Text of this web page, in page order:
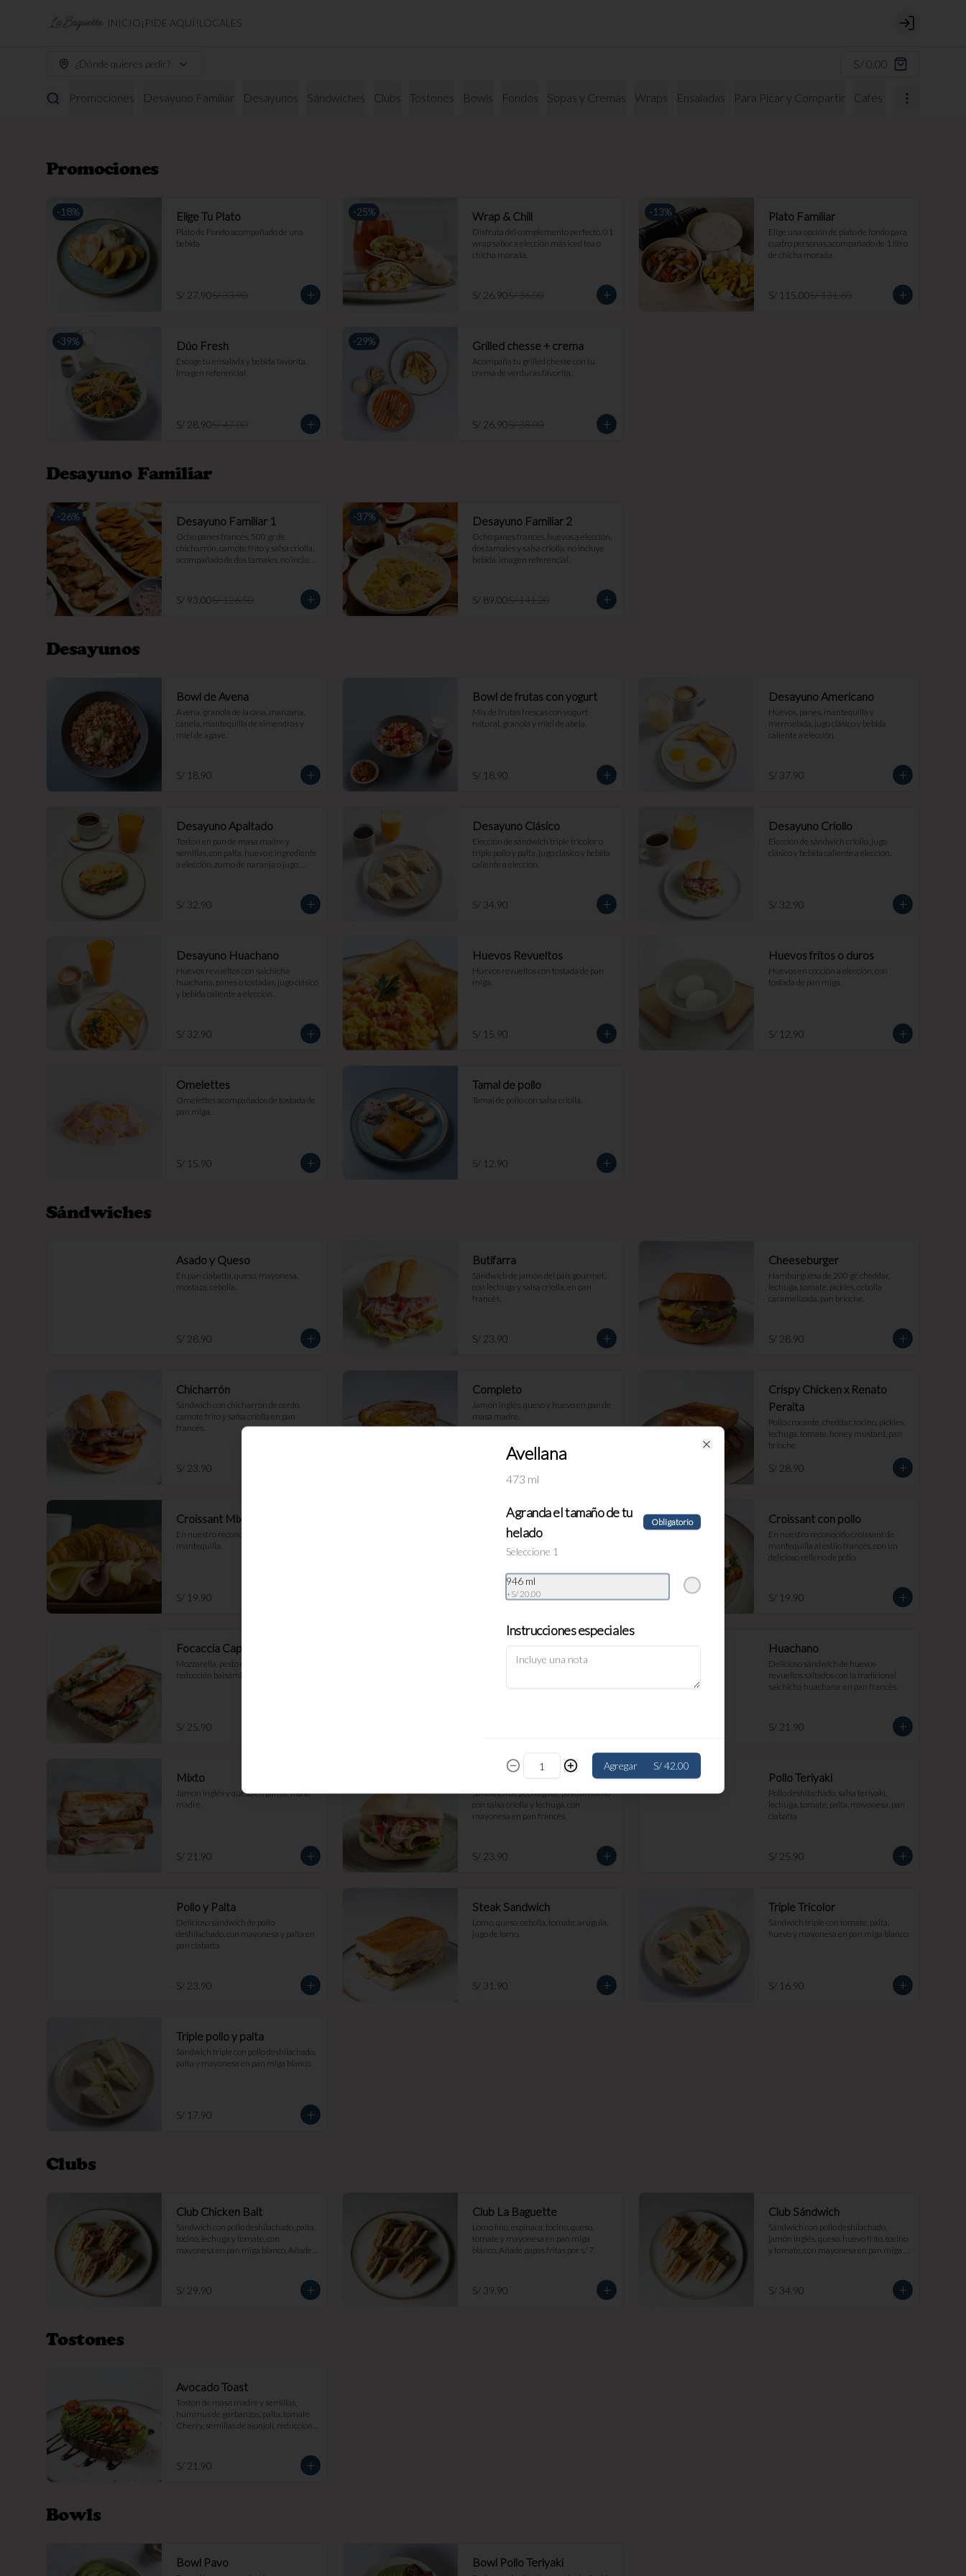
INICIO¡PIDE AQUÍ!LOCALES Login
¿Dónde quieres pedir? S/ 0.00
Promociones Desayuno Familiar Desayunos Sándwiches Clubs Tostones Bowls Fondos Sopas y Cremas Wraps Ensaladas Para Picar y Compartir Cafés y Bebidas
Promociones
-18% Elige Tu Plato
Plato de Fondo acompañado de una
bebida
S/ 27.90S/ 33.90
-25% Wrap & Chill
Disfruta del complemento perfecto, 01
wrap sabor a elección más iced tea o
chicha morada.
S/ 26.90S/ 36.00
-13% Plato Familiar
Elige una opción de plato de fondo para
cuatro personas acompañado de 1 litro
de chicha morada.
S/ 115.00S/ 131.60
-39% Dúo Fresh
Escoge tu ensalada y bebida favorita.
Imagen referencial.
S/ 28.90S/ 47.00
-29% Grilled chesse + crema
Acompaña tu grilled chesse con tu
crema de verduras favorita.
S/ 26.90S/ 38.00
Desayuno Familiar
-26% Desayuno Familiar 1
Ocho panes francés, 500 gr de
chicharrón, camote frito y salsa criolla,
acompañado de dos tamales. no incluye
S/ 93.00S/ 126.50
-37% Desayuno Familiar 2
Ocho panes francés, huevos a elección,
dos tamales y salsa criolla. no incluye
bebida. imagen referencial.
S/ 89.00S/ 141.20
Desayunos
Bowl de Avena
Avena, granola de la casa, manzana,
canela, mantequilla de almendras y
miel de agave.
S/ 18.90
Bowl de frutas con yogurt
Mix de frutas frescas con yogurt
natural, granola y miel de abeja.
S/ 18.90
Desayuno Americano
Huevos, panes, mantequilla y
mermelada, jugo clásico y bebida
caliente a elección.
S/ 37.90
Desayuno Apaltado
Tostón en pan de masa madre y
semillas, con palta, huevo e ingrediente
a elección, zumo de naranja o jugo
S/ 32.90
Desayuno Clásico
Elección de sándwich triple tricolor o
triple pollo y palta, jugo clásico y bebida
caliente a elección.
S/ 34.90
Desayuno Criollo
Elección de sándwich criollo, jugo
clásico y bebida caliente a elección.
S/ 32.90
Desayuno Huachano
Huevos revueltos con salchicha
huachana, panes o tostadas, jugo clásico
y bebida caliente a elección.
S/ 32.90
Huevos Revueltos
Huevos revueltos con tostada de pan
miga.
S/ 15.90
Huevos fritos o duros
Huevos en cocción a elección, con
tostada de pan miga.
S/ 12.90
Omelettes
Omelettes acompañados de tostada de
pan miga.
S/ 15.90
Tamal de pollo
Tamal de pollo con salsa criolla.
S/ 12.90
Sándwiches
Asado y Queso
En pan ciabatta, queso, mayonesa,
mostaza, cebolla.
S/ 28.90
Butifarra
Sándwich de jamón del país gourmet,
con lechuga y salsa criolla, en pan
francés.
S/ 23.90
Cheeseburger
Hamburguesa de 200 gr, cheddar,
lechuga, tomate, pickles, cebolla
caramelizada, pan brioche.
S/ 28.90
Chicharrón
Sándwich con chicharrón de cerdo,
camote frito y salsa criolla en pan
francés.
S/ 23.90
Completo
Jamón inglés, queso y huevo en pan de
masa madre.
Crispy Chicken x Renato
Peralta
Pollo crocante, cheddar, tocino, pickles,
lechuga, tomate, honey mustard, pan
brioche.
S/ 28.90
Croissant Mixto
En nuestro reconocido croissant de
mantequilla.
S/ 19.90
Croissant con Huevos
revueltos
Servido en nuestro delicioso Croissant
con cheddar y tocino
S/ 19.90
Croissant con pollo
En nuestro reconocido croissant de
mantequilla al estilo francés, con un
delicioso relleno de pollo.
S/ 19.90
Focaccia Capresse
Mozzarella, pesto de cashews, tomate,
reducción balsámica.
S/ 25.90
Grilled Cheese
Mix de queso edam, mozzarella y
madre molde.
Huachano
Delicioso sándwich de huevos
revueltos saltados con la tradicional
salchicha huachana  en pan francés.
S/ 21.90
Mixto
Jamón inglés y queso en pan de masa
madre.
S/ 21.90
Sándwich de pechuga de pavo al horno
con salsa criolla y lechuga, con
mayonesa en pan francés.
S/ 23.90
Pollo Teriyaki
Pollo deshilachado, salsa teriyaki,
lechuga, tomate, palta, mayonesa, pan
ciabatta
S/ 25.90
Pollo y Palta
Delicioso sándwich de pollo
deshilachado, con mayonesa y palta en
pan ciabatta
S/ 23.90
Steak Sandwich
Lomo, queso, cebolla, tomate, arúgula,
jugo de lomo.
S/ 31.90
Triple Tricolor
Sándwich triple con tomate, palta,
huevo y mayonesa en pan miga blanco.
S/ 16.90
Triple pollo y palta
Sándwich triple con pollo deshilachado,
palta y mayonesa en pan miga blanco.
S/ 17.90
Clubs
Club Chicken Balt
Sándwich con pollo deshilachado, palta,
tocino, lechuga y tomate, con
mayonesa en pan miga blanco. Añade
S/ 29.90
Club La Baguette
Lomo fino, espinaca, tocino, queso,
tomate y mayonesa en pan miga
blanco. Añade papas fritas por s/ 7.
S/ 39.90
Club Sándwich
Sándwich con pollo deshilachado,
jamón inglés, queso, huevo frito, tocino
y tomate, con mayonesa en pan miga
S/ 34.90
Tostones
Avocado Toast
Tostón de masa madre y semillas,
hummus de garbanzos, palta, tomate
Cherry, semillas de ajonjolí, reducción
S/ 21.90
Bowls
Bowl Pavo Bowl Pollo Teriyaki
Avellana
473 ml
Agranda el tamaño de tu
helado
Obligatorio
Seleccione 1
946 ml
+S/ 20.00
Instrucciones especiales
Agregar S/ 42.00